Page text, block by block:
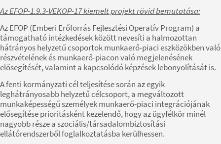
Az EFOP-1.9.3-VEKOP-17 kiemelt projekt rövid bemutatása:
Az EFOP (Emberi Erőforrás Fejlesztési Operatív Program) a
támogatható intézkedések között nevesíti a halmozottan
hátrányos helyzetű csoportok munkaerő-piaci eszközökben való
részvételének és munkaerő-piacon való megjelenésének
elősegítését, valamint a kapcsolódó képzések lebonyolítását is.
A fenti kormányzati cél teljesítése során az egyik
leghátrányosabb helyzetű célcsoport, a megváltozott
munkaképességű személyek munkaerő-piaci integrációjának
elősegítése prioritásként kezelendő, hogy az ügyfélkör minél
nagyobb része a szociális/társadalombiztosítási
ellátórendszerből foglalkoztatásba kerülhessen.